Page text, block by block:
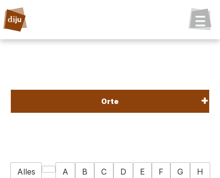
Orte
Alles A B C D E F G
H